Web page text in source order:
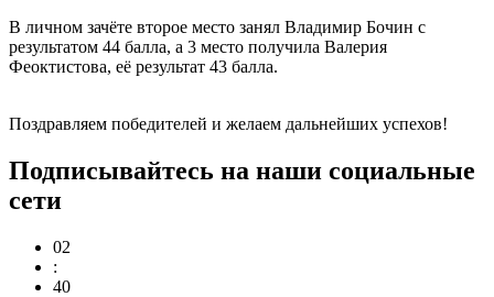
В личном зачёте второе место занял Владимир Бочин с
результатом 44 балла, а 3 место получила Валерия
Феоктистова, её результат 43 балла.
Поздравляем победителей и желаем дальнейших успехов!
Подписывайтесь на наши социальные
сети
02
:
40